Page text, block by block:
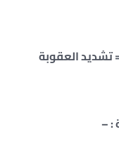
تشديد العقوبة
–